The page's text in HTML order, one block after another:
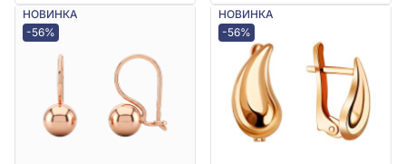
НОВИНКА
-56%
НОВИНКА
-56%